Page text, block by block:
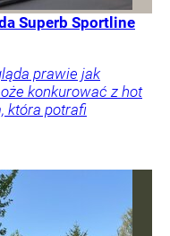
Superb Sportline
prawie jak
konkurować z hot
która potrafi